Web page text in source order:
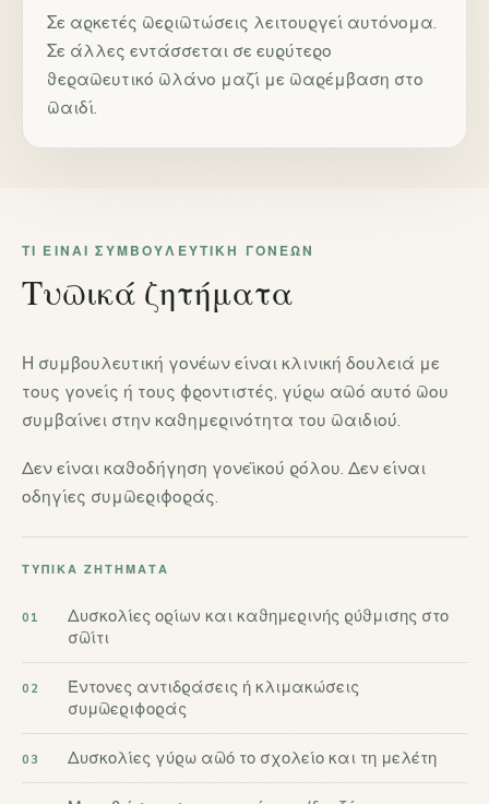
Σε αρκετές περιπτώσεις λειτουργεί αυτόνομα.
Σε άλλες εντάσσεται σε ευρύτερο
θεραπευτικό πλάνο μαζί με παρέμβαση στο
παιδί.
ΤΙ ΕΊΝΑΙ ΣΥΜΒΟΥΛΕΥΤΙΚΉ ΓΟΝΈΩΝ
Τυπικά ζητήματα
Η συμβουλευτική γονέων είναι κλινική δουλειά με
τους γονείς ή τους φροντιστές, γύρω από αυτό που
συμβαίνει στην καθημερινότητα του παιδιού.
Δεν είναι καθοδήγηση γονεϊκού ρόλου. Δεν είναι
οδηγίες συμπεριφοράς.
ΤΥΠΙΚΆ ΖΗΤΉΜΑΤΑ
Δυσκολίες ορίων και καθημερινής ρύθμισης στο
σπίτι
Έντονες αντιδράσεις ή κλιμακώσεις
συμπεριφοράς
Δυσκολίες γύρω από το σχολείο και τη μελέτη